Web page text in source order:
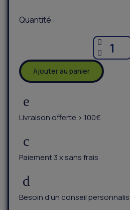
Quantité :
Ajouter au panier
Livraison offerte > 100€
Paiement 3 x sans frais
Besoin d’un conseil